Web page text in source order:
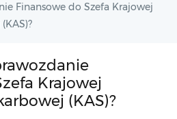
Finansowe do Szefa Krajowej
Krajowej
(KAS)?